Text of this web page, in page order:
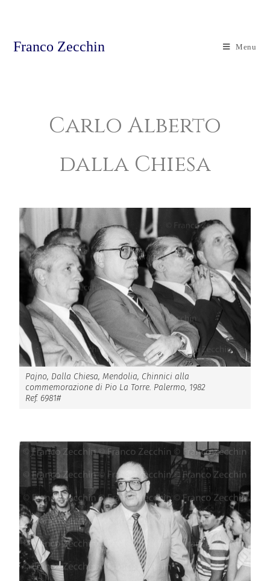
Franco Zecchin Menu
Carlo Alberto
dalla Chiesa
Pajno, Dalla Chiesa, Mendolia, Chinnici alla
commemorazione di Pio La Torre. Palermo, 1982
Ref. 6981#